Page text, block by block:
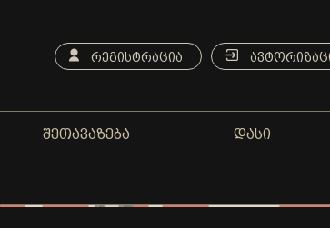
ᲠᲔᲒᲘᲡᲢᲠᲐᲪᲘᲐ
ᲨᲔᲗᲐᲕᲐᲖᲔᲑᲐ ᲓᲐᲡᲘ